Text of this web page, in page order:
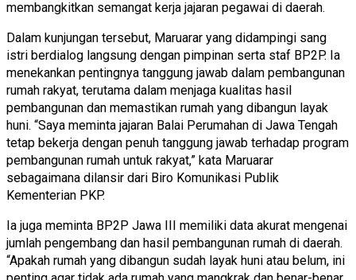
membangkitkan semangat kerja jajaran pegawai di daerah.
Dalam kunjungan tersebut, Maruarar yang didampingi sang
istri berdialog langsung dengan pimpinan serta staf BP2P. Ia
menekankan pentingnya tanggung jawab dalam pembangunan
rumah rakyat, terutama dalam menjaga kualitas hasil
pembangunan dan memastikan rumah yang dibangun layak
huni. “Saya meminta jajaran Balai Perumahan di Jawa Tengah
tetap bekerja dengan penuh tanggung jawab terhadap program
pembangunan rumah untuk rakyat,” kata Maruarar
sebagaimana dilansir dari Biro Komunikasi Publik
Kementerian PKP.
Ia juga meminta BP2P Jawa III memiliki data akurat mengenai
jumlah pengembang dan hasil pembangunan rumah di daerah.
“Apakah rumah yang dibangun sudah layak huni atau belum, ini